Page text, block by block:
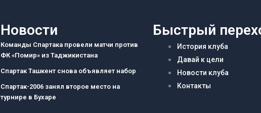
Новости
Команды Спартака провели матчи против
ФК «Помир» из Таджикистана
Спартак Ташкент снова объявляет набор
Спартак-2006 занял второе место на
турнире в Бухаре
Быстрый
История клуба
Давай к цели
Новости клуба
Контакты